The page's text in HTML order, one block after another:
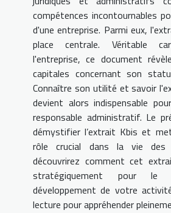
compétences incontournables
d'une entreprise. Parmi eux,
place centrale. Véritable
l'entreprise, ce document
capitales concernant son
Connaître son utilité et savoir
devient alors indispensable
responsable administratif. Le
démystifier l’extrait Kbis et
rôle crucial dans la vie des
découvrirez comment cet
stratégiquement pour
développement de votre
lecture pour appréhender